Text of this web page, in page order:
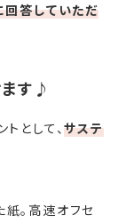
回答していただ
す♪
として、サステ
。高速オフセ